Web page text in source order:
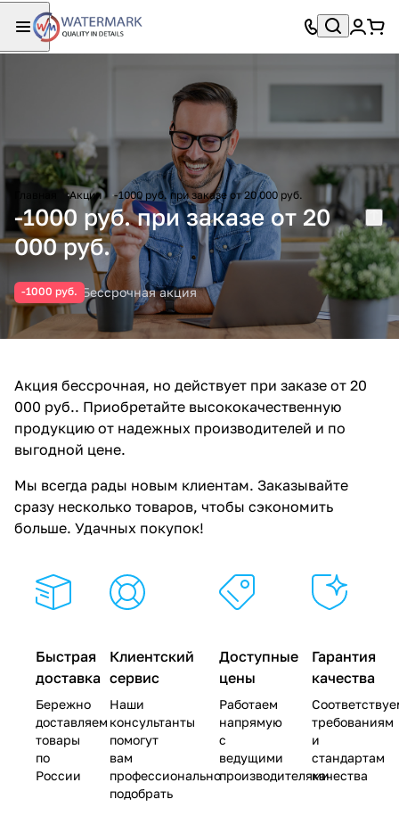
Главная Акции -1000 руб. при заказе от 20 000 руб.
-1000 руб. при заказе от 20
000 руб.
-1000 руб. Бессрочная акция
Акция бессрочная, но действует при заказе от 20
000 руб.. Приобретайте высококачественную
продукцию от надежных производителей и по
выгодной цене.
Мы всегда рады новым клиентам. Заказывайте
сразу несколько товаров, чтобы сэкономить
больше. Удачных покупок!
Быстрая
доставка
Бережно
доставляем
товары
по
России
Клиентский
сервис
Наши
консультанты
помогут
вам
профессионально
подобрать
Доступные
цены
Работаем
напрямую
с
ведущими
производителями
Гарантия
качества
требованиям
и
стандартам
качества